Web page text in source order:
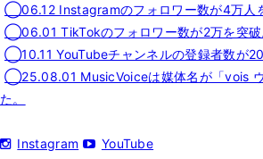
◯06.12 Instagramのフォロワー数が4万人
◯06.01 TikTokのフォロワー数が2万を突破
◯10.11 YouTubeチャンネルの登録者数が20
◯25.08.01 MusicVoiceは媒体名が「vois ヴ
た。
Instagram YouTube